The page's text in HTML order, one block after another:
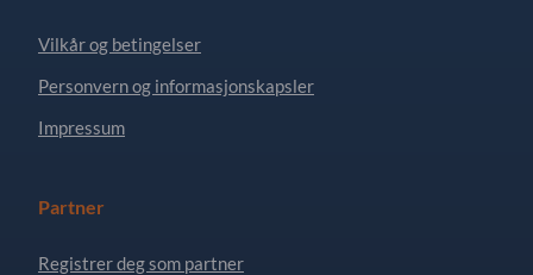
Vilkår og betingelser
Personvern og informasjonskapsler
Impressum
Partner
Registrer deg som partner